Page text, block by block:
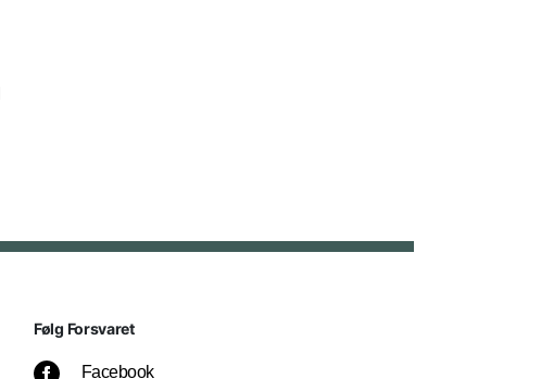
Følg Forsvaret
Facebook